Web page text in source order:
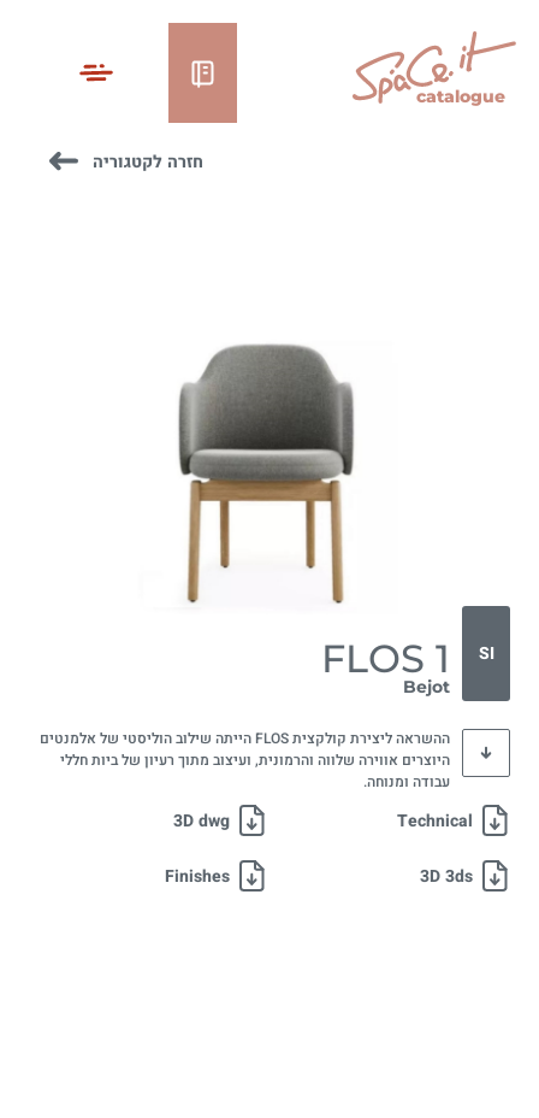
catalogue
חזרה לקטגוריה
SI
FLOS 1
Bejot
ההשראה ליצירת קולקצית FLOS הייתה שילוב הוליסטי של אלמנטים
היוצרים אווירה שלווה והרמונית, ועיצוב מתוך רעיון של ביות חללי
עבודה ומנוחה.
Technical
3D dwg
3D 3ds
Finishes